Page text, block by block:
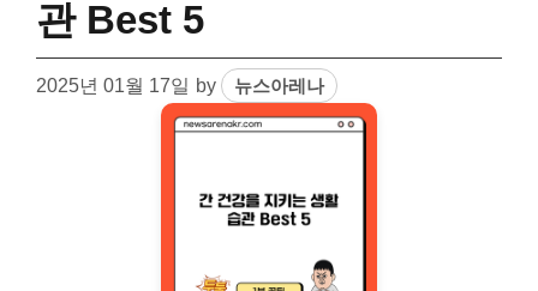
관 Best 5
2025년 01월 17일 by 뉴스아레나